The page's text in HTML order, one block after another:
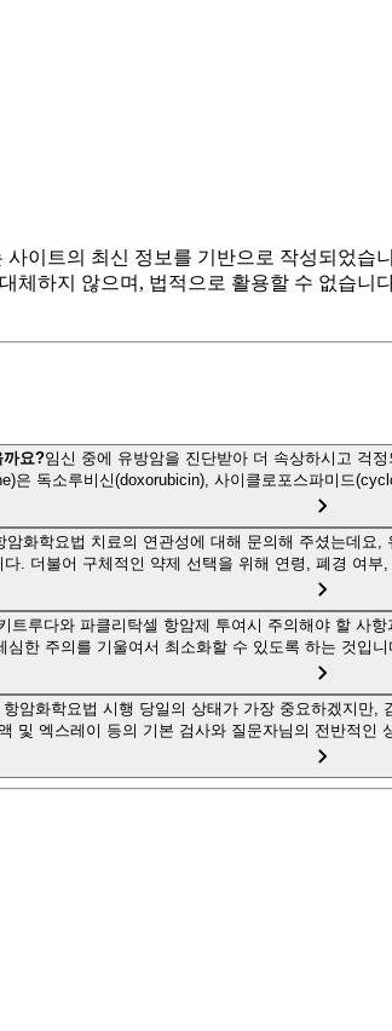
이트의 최신 정보를 기반으로 작성되었습
체하지 않으며, 법적으로 활용할 수 없습
까요?임신 중에 유방암을 진단받아 더 속상하시고 걱
은 독소루비신(doxorubicin), 사이클로포스파미드
암화학요법 치료의 연관성에 대해 문의해 주셨는데요
다. 더불어 구체적인 약제 선택을 위해 연령, 폐경 여
트루다와 파클리탁셀 항암제 투여시 주의해야 할 사
심한 주의를 기울여서 최소화할 수 있도록 하는 것입
암화학요법 시행 당일의 상태가 가장 중요하겠지만
및 엑스레이 등의 기본 검사와 질문자님의 전반적인